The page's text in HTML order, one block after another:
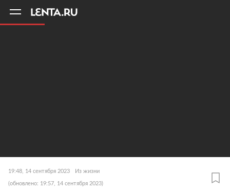
19:48, 14 сентября 2023 Из жизни
(обновлено: 19:57, 14 сентября 2023)